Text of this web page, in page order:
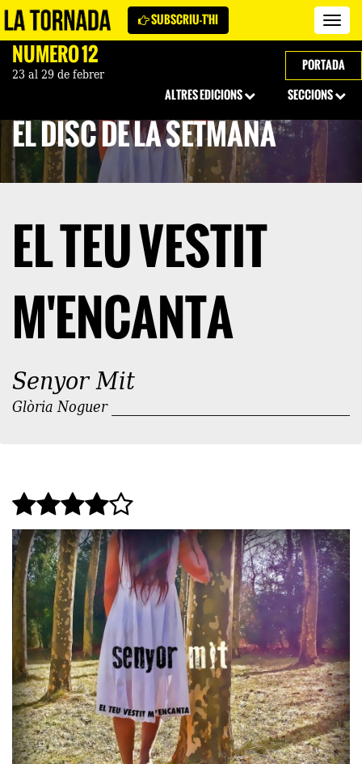
La
SUBSCRIU-T'HI
NÚMERO 12
23 al 29 de febrer
PORTADA
SECCIONS
ALTRES EDICIONS
EL DISC DE LA SETMANA
EL TEU VESTIT
M'ENCANTA
Senyor Mit
Glòria Noguer